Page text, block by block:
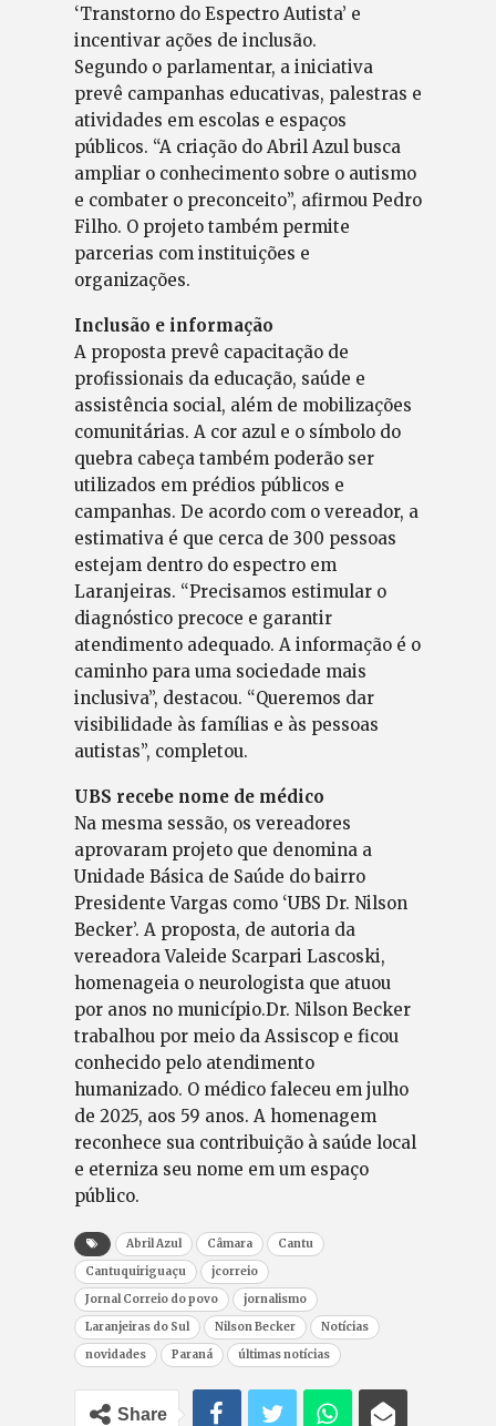
‘Transtorno do Espectro Autista’ e
incentivar ações de inclusão.
Segundo o parlamentar, a iniciativa
prevê campanhas educativas, palestras e
atividades em escolas e espaços
públicos. “A criação do Abril Azul busca
ampliar o conhecimento sobre o autismo
e combater o preconceito”, afirmou Pedro
Filho. O projeto também permite
parcerias com instituições e
organizações.
Inclusão e informação
A proposta prevê capacitação de
profissionais da educação, saúde e
assistência social, além de mobilizações
comunitárias. A cor azul e o símbolo do
quebra cabeça também poderão ser
utilizados em prédios públicos e
campanhas. De acordo com o vereador, a
estimativa é que cerca de 300 pessoas
estejam dentro do espectro em
Laranjeiras. “Precisamos estimular o
diagnóstico precoce e garantir
atendimento adequado. A informação é o
caminho para uma sociedade mais
inclusiva”, destacou. “Queremos dar
visibilidade às famílias e às pessoas
autistas”, completou.
UBS recebe nome de médico
Na mesma sessão, os vereadores
aprovaram projeto que denomina a
Unidade Básica de Saúde do bairro
Presidente Vargas como ‘UBS Dr. Nilson
Becker’. A proposta, de autoria da
vereadora Valeide Scarpari Lascoski,
homenageia o neurologista que atuou
por anos no município.Dr. Nilson Becker
trabalhou por meio da Assiscop e ficou
conhecido pelo atendimento
humanizado. O médico faleceu em julho
de 2025, aos 59 anos. A homenagem
reconhece sua contribuição à saúde local
e eterniza seu nome em um espaço
público.
Abril Azul Câmara
Cantu
Cantuquiriguaçu
jcorreio
Jornal Correio do povo
jornalismo
Laranjeiras do Sul
Nilson Becker
Notícias
novidades
Paraná últimas notícias
Share